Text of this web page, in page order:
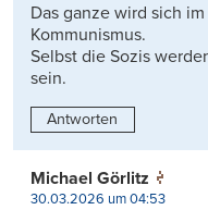
Das ganze wird sich
Kommunismus.
Selbst die Sozis
sein.
Antworten
Michael Görlitz
30.03.2026 um 04:53